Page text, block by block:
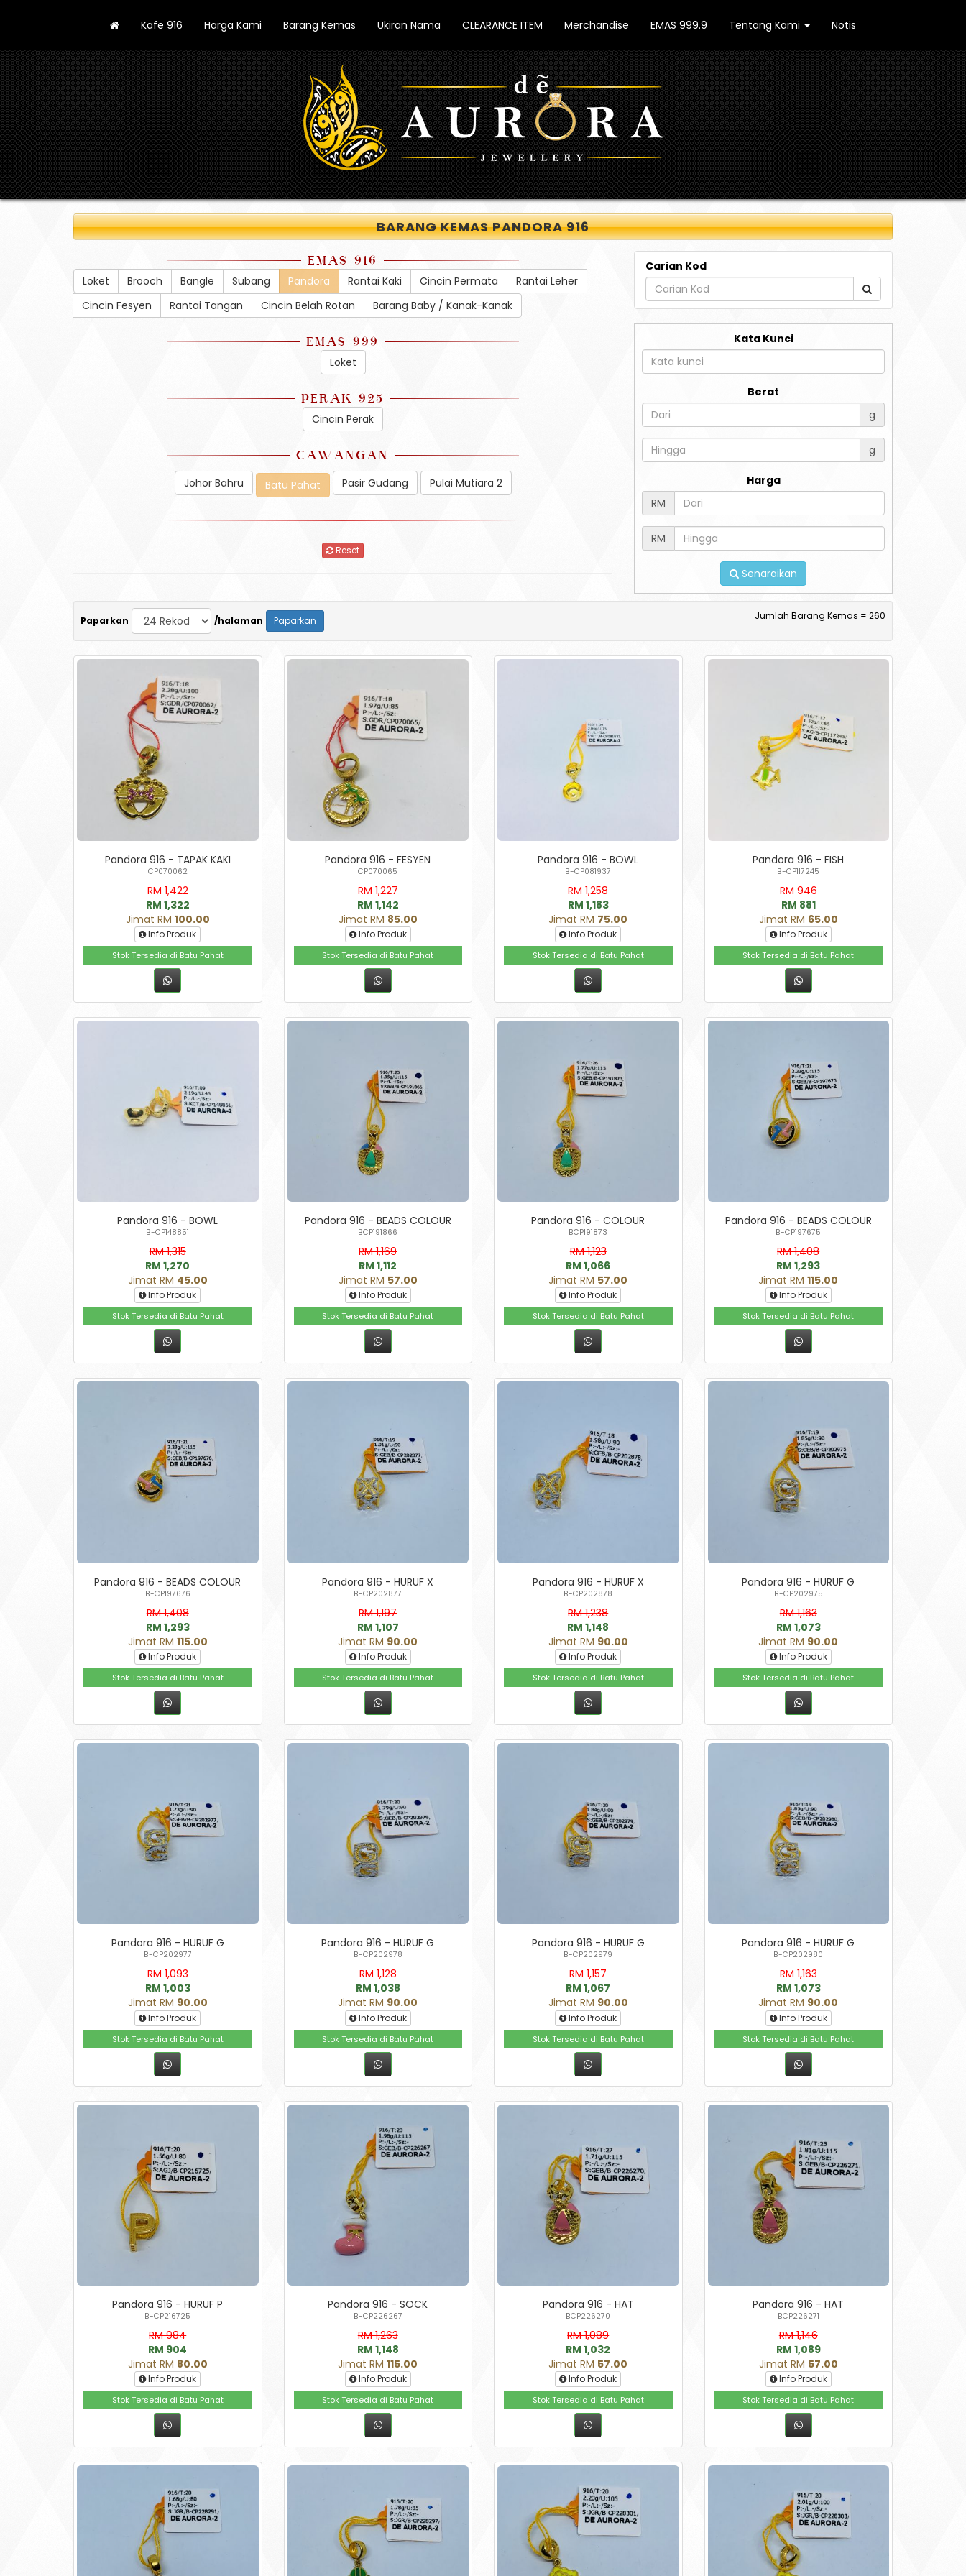
Kafe 916 Harga Kami Barang Kemas Ukiran Nama CLEARANCE ITEM Merchandise EMAS 999.9 Tentang Kami Notis
BARANG KEMAS PANDORA 916
EMAS 916
Loket Brooch Bangle Subang Pandora Rantai Kaki Cincin Permata
Rantai Leher
Cincin Fesyen
Rantai Tangan Cincin Belah Rotan Barang Baby / Kanak-Kanak
EMAS 999
Loket
PERAK 925
Cincin Perak
CAWANGAN
Johor Bahru Batu Pahat Pasir Gudang Pulai Mutiara 2
Reset
Carian Kod
Kata Kunci
Berat
g
g
Harga
RM
RM
Senaraikan
Paparkan /halaman Jumlah Barang Kemas = 260
Pandora 916 - TAPAK KAKI
CP070062
RM 1,422
RM 1,322
Jimat RM 100.00
Info Produk
Stok Tersedia di Batu Pahat
Pandora 916 - FESYEN
CP070065
RM 1,227
RM 1,142
Jimat RM 85.00
Info Produk
Stok Tersedia di Batu Pahat
Pandora 916 - BOWL
B-CP081937
RM 1,258
RM 1,183
Jimat RM 75.00
Info Produk
Stok Tersedia di Batu Pahat
Pandora 916 - FISH
B-CP117245
RM 946
RM 881
Jimat RM 65.00
Info Produk
Stok Tersedia di Batu Pahat
Pandora 916 - BOWL
B-CP148851
RM 1,315
RM 1,270
Jimat RM 45.00
Info Produk
Stok Tersedia di Batu Pahat
Pandora 916 - BEADS COLOUR
BCP191866
RM 1,169
RM 1,112
Jimat RM 57.00
Info Produk
Stok Tersedia di Batu Pahat
Pandora 916 - COLOUR
BCP191873
RM 1,123
RM 1,066
Jimat RM 57.00
Info Produk
Stok Tersedia di Batu Pahat
Pandora 916 - BEADS COLOUR
B-CP197675
RM 1,408
RM 1,293
Jimat RM115.00
Info Produk
Stok Tersedia di Batu Pahat
Pandora 916 - BEADS COLOUR
B-CP197676
RM 1,408
RM 1,293
Jimat RM 115.00
Info Produk
Stok Tersedia di Batu Pahat
Pandora 916 - HURUF X
B-CP202877
RM 1,197
RM 1,107
Jimat RM 90.00
Info Produk
Stok Tersedia di Batu Pahat
Pandora 916 - HURUF X
B-CP202878
RM 1,238
RM 1,148
Jimat RM 90.00
Info Produk
Stok Tersedia di Batu Pahat
Pandora 916 - HURUF G
B-CP202975
RM 1,163
RM 1,073
Jimat RM 90.00
Info Produk
Stok Tersedia di Batu Pahat
Pandora 916 - HURUF G
B-CP202977
RM 1,093
RM 1,003
Jimat RM 90.00
Info Produk
Stok Tersedia di Batu Pahat
Pandora 916 - HURUF G
B-CP202978
RM 1,128
RM 1,038
Jimat RM 90.00
Info Produk
Stok Tersedia di Batu Pahat
Pandora 916 - HURUF G
B-CP202979
RM 1,157
RM 1,067
Jimat RM 90.00
Info Produk
Stok Tersedia di Batu Pahat
Pandora 916 - HURUF G
B-CP202980
RM 1,163
RM 1,073
Jimat RM 90.00
Info Produk
Stok Tersedia di Batu Pahat
Pandora 916 - HURUF P
B-CP216725
RM 984
RM 904
Jimat RM 80.00
Info Produk
Stok Tersedia di Batu Pahat
Pandora 916 - SOCK
B-CP226267
RM 1,263
RM 1,148
Jimat RM115.00
Info Produk
Stok Tersedia di Batu Pahat
Pandora 916 - HAT
BCP226270
RM 1,089
RM 1,032
Jimat RM 57.00
Info Produk
Stok Tersedia di Batu Pahat
Pandora 916 - HAT
BCP226271
RM 1,146
RM 1,089
Jimat RM 57.00
Info Produk
Stok Tersedia di Batu Pahat